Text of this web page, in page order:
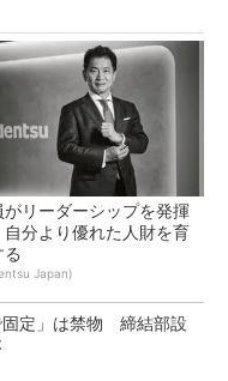
がリーダーシップを発揮
自分より優れた人財を育
る
Japan)
固定」は禁物 締結部設